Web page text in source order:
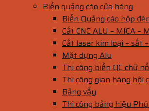
Biển quảng cáo cửa hàng
Biển Quảng cáo hộp
Cắt CNC ALU – MICA –
Cắt laser kim loại – sắt
Mặt dựng Alu
Thi công biển QC chữ
Thi công gian hàng hội
Bảng vẫy
Thi công bảng hiệu